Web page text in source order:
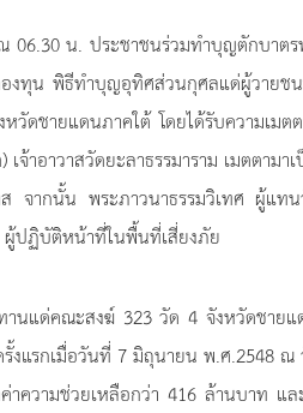
ณ 06.30 น. ประชาชนร่วมทำบุญตักบา
งทุน พิธีทำบุญอุทิศส่วนกุศลแด่ผู้วายช
วัดชายแดนภาคใต้ โดยได้รับความเม
เจ้าอาวาสวัดยะลาธรรมาราม เมตตา
ส จากนั้น พระภาวนาธรรมวิเทศ ผู้แท
ผู้ปฏิบัติหน้าที่ในพื้นที่เสี่ยงภัย
านแด่คณะสงฆ์ 323 วัด 4 จังหวัดชาย
งแรกเมื่อวันที่ 7 มิถุนายน พ.ศ.2548
าความช่วยเหลือกว่า 416 ล้านบาท แ